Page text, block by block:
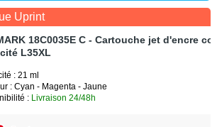
Uprint
18C0035E C - Cartouche jet d'encre
L35XL
: 21 ml
: Cyan - Magenta - Jaune
: Livraison 24/48h